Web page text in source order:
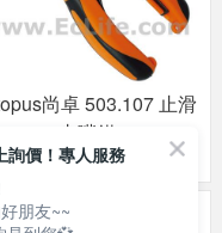
尚卓 503.107 止滑
尖嘴鉗
詢價！專人服務
朋友~~